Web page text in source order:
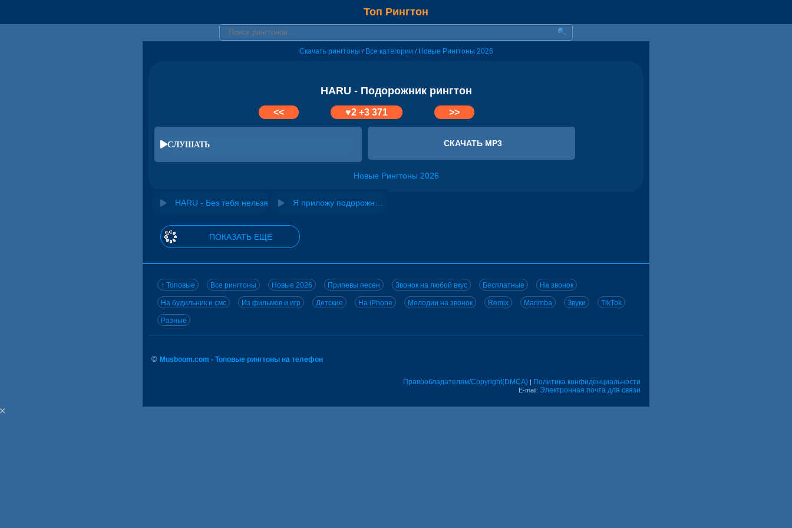
Топ Рингтон
Скачать рингтоны / Все категории / Новые Рингтоны 2026
HARU - Подорожник рингтон
<< ♥2 +3 371 >>
СЛУШАТЬ СКАЧАТЬ MP3
Новые Рингтоны 2026
HARU - Без тебя нельзя
ПОКАЗАТЬ ЕЩЁ
↑ Топовые Все рингтоны Новые 2026 Припевы песен Звонок на любой вкус Бесплатные На звонок
На будильник и смс Из фильмов и игр Детские На iPhone Мелодии на звонок Remix Marimba Звуки TikTok
Разные
© Musboom.com - Топовые рингтоны на телефон
Правообладателям/Copyright(DMCA) | Политика конфиденциальности
E-mail: Электронная почта для связи